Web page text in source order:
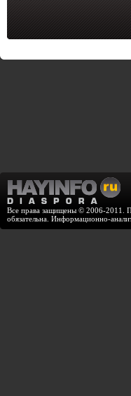
Все права защищены © 2006-2011.
обязательна. Информационно-